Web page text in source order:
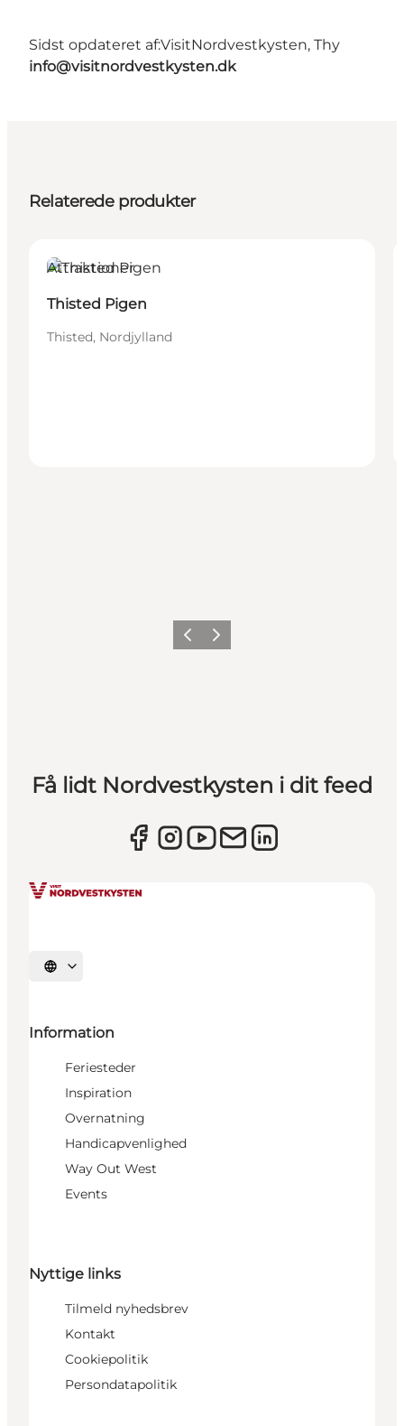
Sidst opdateret af:VisitNordvestkysten, Thy
info@visitnordvestkysten.dk
Relaterede produkter
Attraktioner
Thisted Pigen
Thisted, Nordjylland
ForrigeNæste
Få lidt Nordvestkysten i dit feed
Vælg sprog
Information
Feriesteder
Inspiration
Overnatning
Handicapvenlighed
Way Out West
Events
Nyttige links
Tilmeld nyhedsbrev
Kontakt
Cookiepolitik
Persondatapolitik